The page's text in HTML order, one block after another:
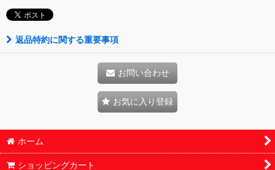
返品特約に関する重要事項
お問い合わせ
お気に入り登録
ホーム
ショッピングカート